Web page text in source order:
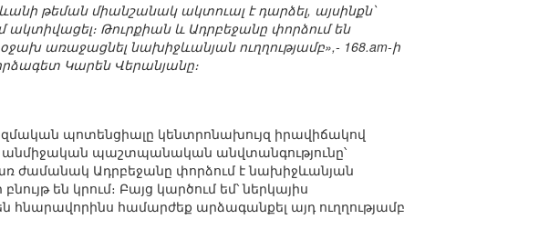
թեման միանշանակ ակտուալ է դարձել, այսինքն՝
Թուրքիան և Ադրբեջանը փորձում են
առաջացնել նախիջևանյան ուղղությամբ»,- 168.am-ի
Կարեն Վերանյանը։
պոտենցիալը կենտրոնախույզ իրավիճակով
պաշտպանական անվտանգությունը՝
ժամանակ Ադրբեջանը փորձում է նախիջևանյան
են կրում։ Բայց կարծում եմ՝ ներկայիս
հնարավորինս համարժեք արձագանքել այդ ուղղությամբ